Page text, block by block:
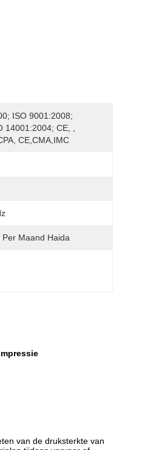
ISO 9001:2008;
14001:2004; CE, ,
CE,CMA,IMC
Maand Haida
van de druksterkte van